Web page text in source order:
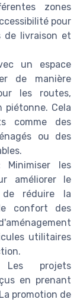
zones
pour
de livraison et
un espace
de manière
les routes,
piétonne. Cela
comme des
ou des
Minimiser les
améliorer le
de réduire la
confort des
utilitaires
projets
en prenant
promotion de